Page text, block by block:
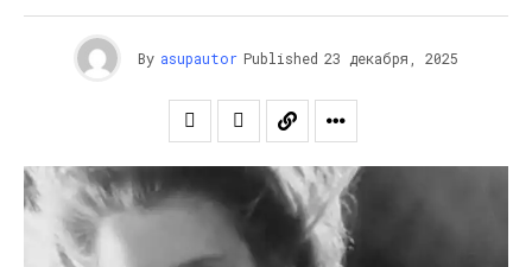
By asupautor Published 23 декабря, 2025